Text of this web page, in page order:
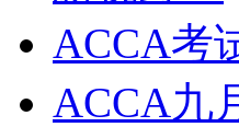
ACCA考
ACCA九